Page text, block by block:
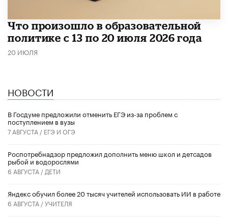
Что произошло в образовательной
политике с 13 по 20 июля 2026 года
20 ИЮЛЯ
НОВОСТИ
В Госдуме предложили отменить ЕГЭ из-за проблем с
поступлением в вузы
7 АВГУСТА / ЕГЭ И ОГЭ
Роспотребнадзор предложил дополнить меню школ и детсадов
рыбой и водорослями
6 АВГУСТА / ДЕТИ
​Яндекс обучил более 20 тысяч учителей использовать ИИ в работе
6 АВГУСТА /УЧИТЕЛЯ